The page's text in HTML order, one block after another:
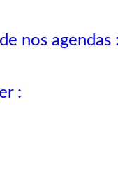
nos agendas
: